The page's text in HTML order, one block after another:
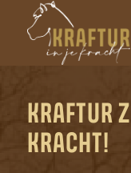
KRAFTUR
KRACHT!